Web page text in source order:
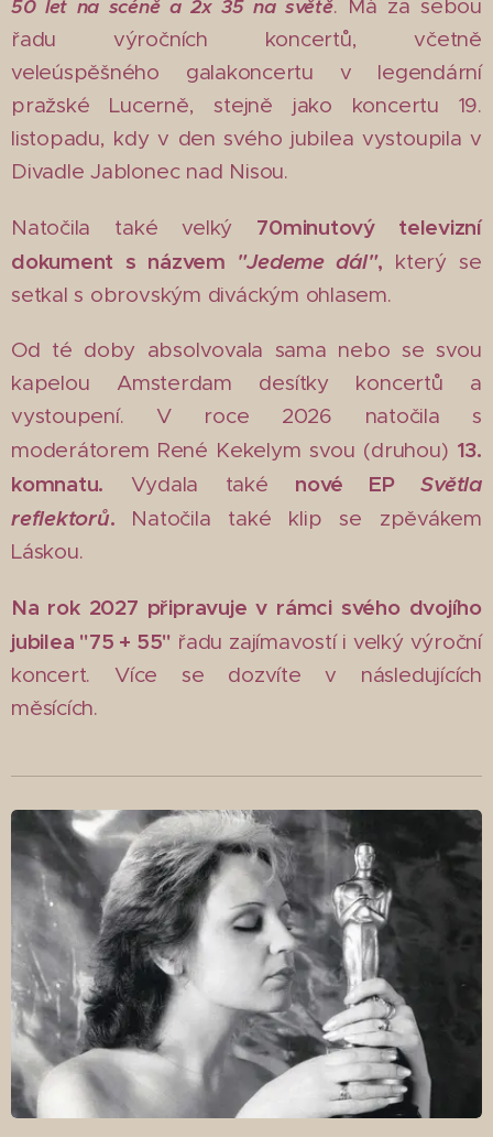
50 let na scéně a 2x 35 na světě. Má za sebou
řadu výročních koncertů, včetně
veleúspěšného galakoncertu v legendární
pražské Lucerně, stejně jako koncertu 19.
listopadu, kdy v den svého jubilea vystoupila v
Divadle Jablonec nad Nisou.
Natočila také velký 70minutový televizní
dokument s názvem "Jedeme dál", který se
setkal s obrovským diváckým ohlasem.
Od té doby absolvovala sama nebo se svou
kapelou Amsterdam desítky koncertů a
vystoupení. V roce 2026 natočila s
moderátorem René Kekelym svou (druhou) 13.
komnatu. Vydala také nové EPSvětla
reflektorů. Natočila také klip se zpěvákem
Láskou.
Na rok 2027 připravuje v rámci svého dvojího
jubilea "75 + 55" řadu zajímavostí i velký výroční
koncert. Více se dozvíte v následujících
měsících.